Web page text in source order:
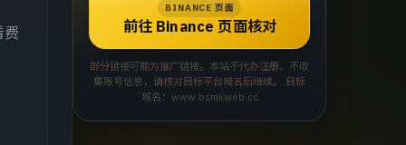
费
BINANCE 页面
前往 Binance 页面核对
部分链接可能为推广链接。本站不代办注册、不收
集账号信息，请核对目标平台域名后继续。 目标
域名：www.bsmkweb.cc